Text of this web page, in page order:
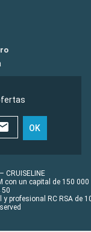
OK
con un capital de 150 000
50
profesional RC RSA de